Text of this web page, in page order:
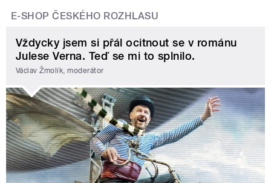
E-SHOP ČESKÉHO ROZHLASU
Vždycky jsem si přál ocitnout se v románu
Julese Verna. Teď se mi to splnilo.
Václav Žmolík, moderátor